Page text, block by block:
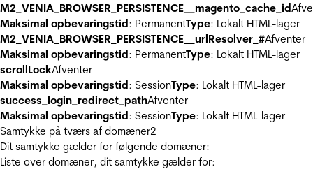
M2_VENIA_BROWSER_PERSISTENCE__magento_cache_id
Maksimal opbevaringstid: PermanentType: Lokalt HTML-lager
M2_VENIA_BROWSER_PERSISTENCE__urlResolver_#Afventer
Maksimal opbevaringstid: PermanentType: Lokalt HTML-lager
scrollLockAfventer
Maksimal opbevaringstid: SessionType: Lokalt HTML-lager
success_login_redirect_pathAfventer
Maksimal opbevaringstid: SessionType: Lokalt HTML-lager
Samtykke på tværs af domæner2
Dit samtykke gælder for følgende domæner:
Liste over domæner, dit samtykke gælder for: